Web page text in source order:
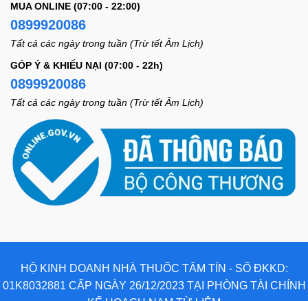
MUA ONLINE (07:00 - 22:00)
0899920086
Tất cả các ngày trong tuần (Trừ tết Âm Lịch)
GÓP Ý & KHIẾU NẠI (07:00 - 22h)
0899920086
Tất cả các ngày trong tuần (Trừ tết Âm Lịch)
HỘ KINH DOANH NHÀ THUỐC TÂM TÍN - SỐ ĐKKD:
01K8032881 CẤP NGÀY 26/12/2023 TẠI PHÒNG TÀI CHÍNH